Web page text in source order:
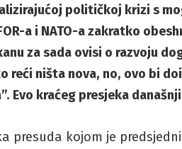
političkoj krizi s
a i NATO-a zakratko
za sada ovisi o razvoju
reći ništa nova, no, ovo bi
Evo kraćeg presjeka
presuda kojom je